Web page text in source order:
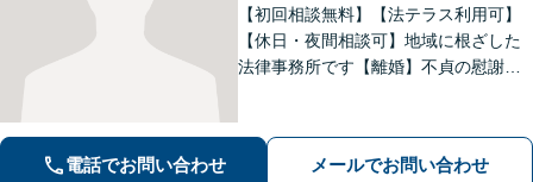
【初回相談無料】【法テラス利用可】
【休日・夜間相談可】地域に根ざした
法律事務所です【離婚】不貞の慰謝料
害、過失、後遺障害、交渉、訴訟な
ど、解決実績豊富。弁護士特約を利用
電話でお問い合わせ メールでお問い合わせ